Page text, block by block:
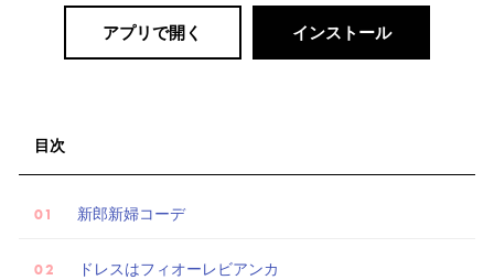
アプリで開く インストール
目次
新郎新婦コーデ
ドレスはフィオーレビアンカ